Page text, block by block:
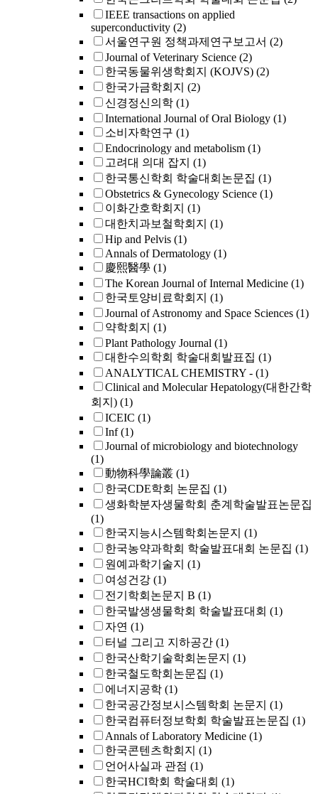
IEEE transactions on applied
superconductivity (2)
서울연구원 정책과제연구보고서 (2)
Journal of Veterinary Science (2)
한국동물위생학회지 (KOJVS) (2)
한국가금학회지 (2)
신경정신의학 (1)
International Journal of Oral Biology (1)
소비자학연구 (1)
Endocrinology and metabolism (1)
고려대 의대 잡지 (1)
한국통신학회 학술대회논문집 (1)
Obstetrics & Gynecology Science (1)
이화간호학회지 (1)
대한치과보철학회지 (1)
Hip and Pelvis (1)
Annals of Dermatology (1)
慶熙醫學 (1)
The Korean Journal of Internal Medicine (1)
한국토양비료학회지 (1)
Journal of Astronomy and Space Sciences (1)
약학회지 (1)
Plant Pathology Journal (1)
대한수의학회 학술대회발표집 (1)
ANALYTICAL CHEMISTRY - (1)
Clinical and Molecular Hepatology(대한간학
회지) (1)
ICEIC (1)
Inf (1)
Journal of microbiology and biotechnology
(1)
動物科學論叢 (1)
한국CDE학회 논문집 (1)
생화학분자생물학회 춘계학술발표논문집
(1)
한국지능시스템학회논문지 (1)
한국농약과학회 학술발표대회 논문집 (1)
원예과학기술지 (1)
여성건강 (1)
전기학회논문지 B (1)
한국발생생물학회 학술발표대회 (1)
자연 (1)
터널 그리고 지하공간 (1)
한국산학기술학회논문지 (1)
한국철도학회논문집 (1)
에너지공학 (1)
한국공간정보시스템학회 논문지 (1)
한국컴퓨터정보학회 학술발표논문집 (1)
Annals of Laboratory Medicine (1)
한국콘텐츠학회지 (1)
언어사실과 관점 (1)
한국HCI학회 학술대회 (1)